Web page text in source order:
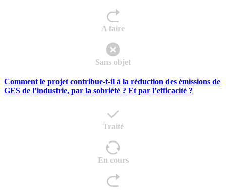
A faire
Sans objet
Comment le projet contribue-t-il à la réduction des émissions de
GES de l’industrie, par la sobriété ? Et par l’efficacité ?
Traité
En cours